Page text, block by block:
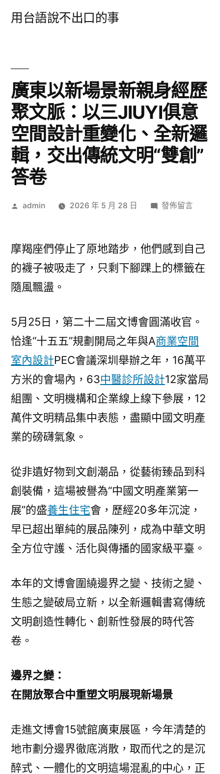
用台語說不出口的事
廣東以新場景新親身經歷
聚文脈：以三JIUYI俱意
空間設計重變化、全新邏
輯，交出傳統文明“雙創”
答卷
作
admin 2026 年 5 月 28 日
在
以
新
場
親
身
經
歷
文
脈：
以
三
意
空
間
設
計
重
變
全
新
邏
輯，
明
創”
答
卷〉
發佈留言
摩羯座們停止了原地踏步，他們感到自己
的襪子被吸走了，只剩下腳踝上的標籤在
隨風飄盪。
5月25日，第二十二屆文博會圓滿收官。
恰逢“十五五”規劃開局之年與A商業空間
室內設計PEC會議深圳舉辦之年，16萬平
方米的會場內，63中醫診所設計12家當局
組團、文明機構和企業線上線下參展，12
萬件文明精品集中表態，盡顯中國文明產
業的磅礴氣象。
從非遺好物到文創潮品，從藝術臻品到科
創裝備，這場被譽為“中國文明產業第一
展”的盛養生住宅會，歷經20多年沉淀，
早已超出單純的展品陳列，成為中華文明
全方位守護、活化與傳播的國家級平臺。
本年的文博會圍繞邊界之變、技術之變、
生態之變破局立新，以全新邏輯書寫傳統
文明創造性轉化、創新性發展的時代答
卷。
邊界之變：
在開放聚合中重塑文明展現新場景
走進文博會15號館廣東展區，今年清楚的
地市劃分邊界徹底消散，取而代之的是沉
醉式、一體化的文明這場混亂的中心，正